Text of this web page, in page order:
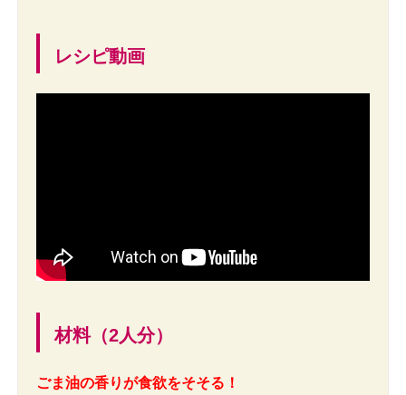
レシピ動画
材料（2人分）
ごま油の香りが食欲をそそる！